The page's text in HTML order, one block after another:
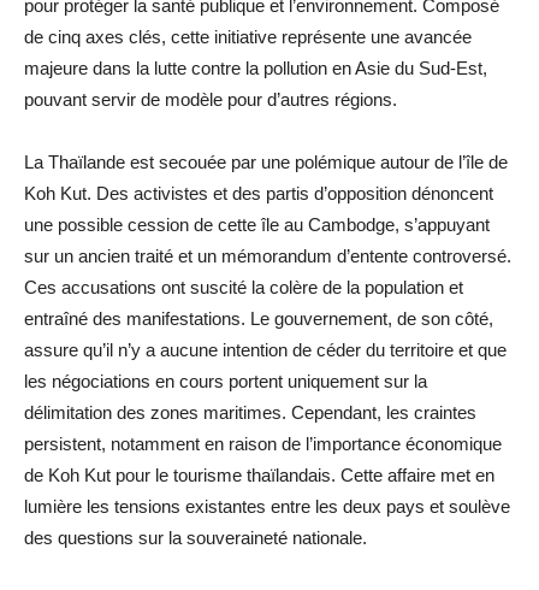
pour protéger la santé publique et l’environnement. Composé
de cinq axes clés, cette initiative représente une avancée
majeure dans la lutte contre la pollution en Asie du Sud-Est,
pouvant servir de modèle pour d’autres régions.
La Thaïlande est secouée par une polémique autour de l’île de
Koh Kut. Des activistes et des partis d’opposition dénoncent
une possible cession de cette île au Cambodge, s’appuyant
sur un ancien traité et un mémorandum d’entente controversé.
Ces accusations ont suscité la colère de la population et
entraîné des manifestations. Le gouvernement, de son côté,
assure qu’il n’y a aucune intention de céder du territoire et que
les négociations en cours portent uniquement sur la
délimitation des zones maritimes. Cependant, les craintes
persistent, notamment en raison de l’importance économique
de Koh Kut pour le tourisme thaïlandais. Cette affaire met en
lumière les tensions existantes entre les deux pays et soulève
des questions sur la souveraineté nationale.